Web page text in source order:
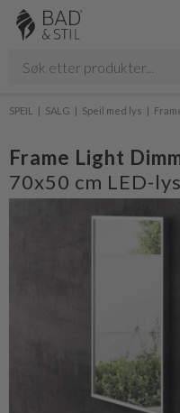
SPEIL SALG Speil med lys
Frame Light
70x50 cm LED-